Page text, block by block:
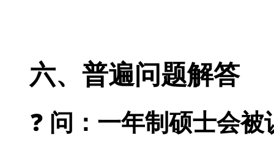
六、普遍问题解答
❓ 问：一年制硕士会